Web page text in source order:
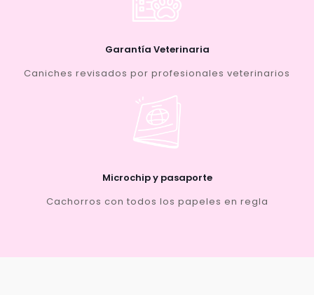
Garantía Veterinaria
Caniches revisados por profesionales veterinarios
Microchip y pasaporte
Cachorros con todos los papeles en regla